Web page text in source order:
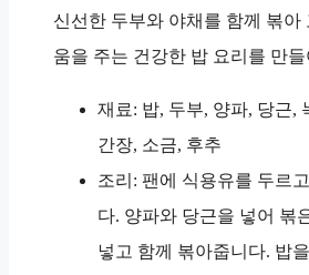
신선한 두부와 야채를 함께 볶아
움을 주는 건강한 밥 요리를 만
재료: 밥, 두부, 양파, 당근,
간장, 소금, 후추
조리: 팬에 식용유를 두르
다. 양파와 당근을 넣어 볶
넣고 함께 볶아줍니다. 밥